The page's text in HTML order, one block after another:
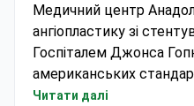
Медичний центр
ангіопластику зі
Госпіталем Джонса
американських
зазвичай включає
Читати далі